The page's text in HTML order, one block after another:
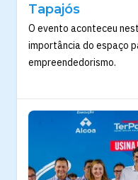
Tapajós
O evento aconteceu
importância do espaço
empreendedorismo.